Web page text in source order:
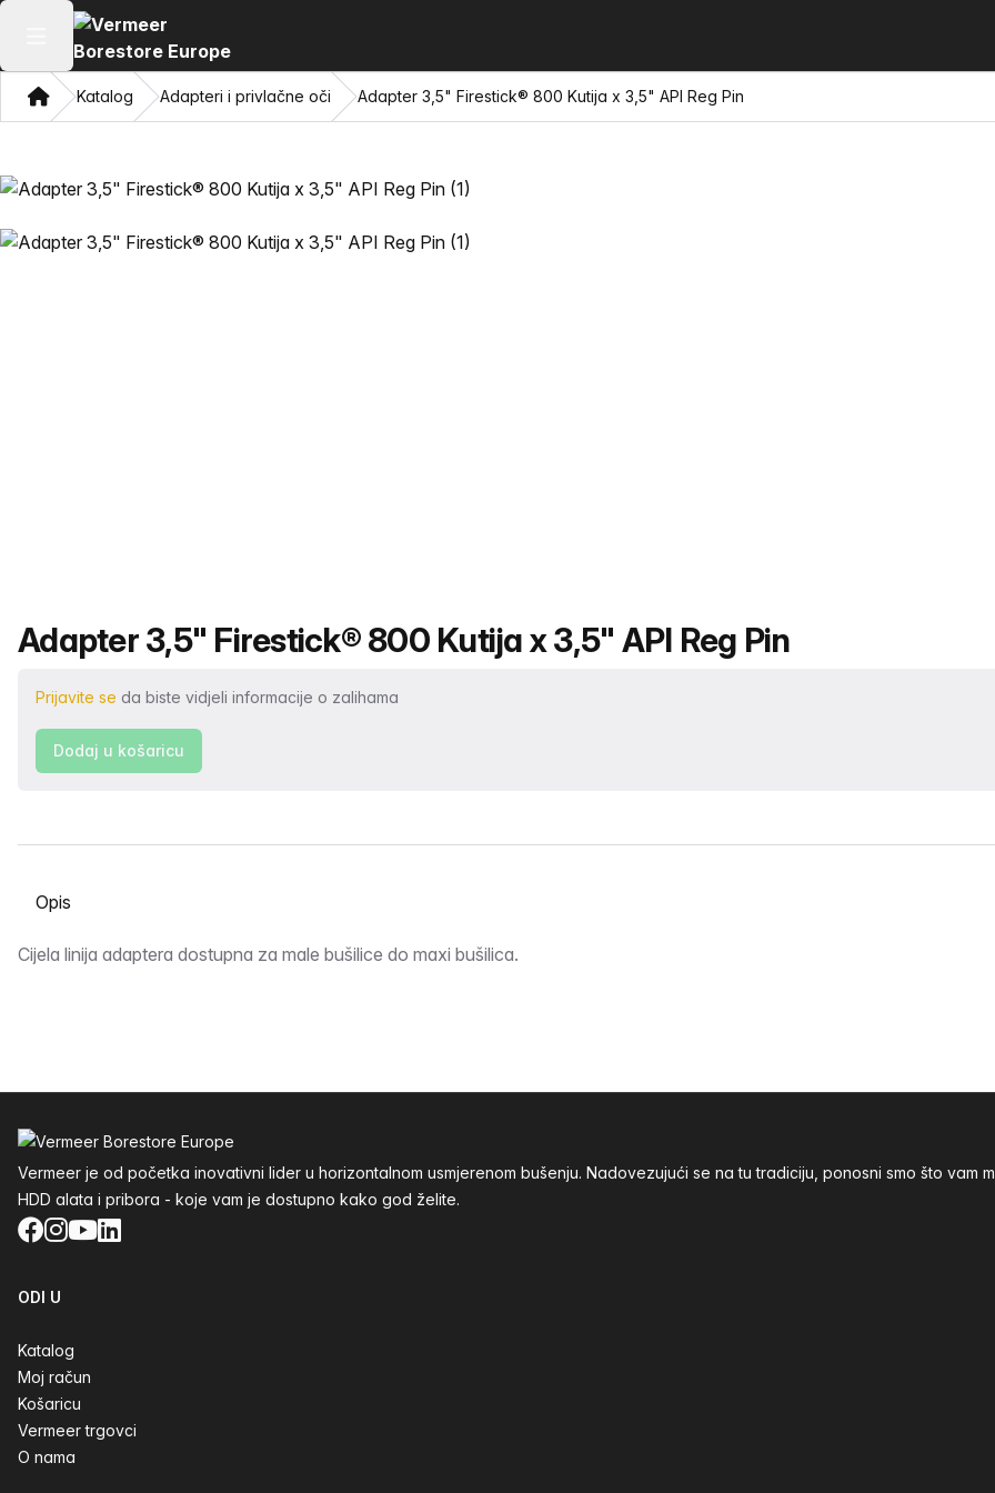
Otvaranje glavnog izbornika
DomKatalog Adapteri i privlačne oči Adapter 3,5" Firestick® 800 Kutija x 3,5" API Reg Pin
Naziv proizvoda
Adapter 3,5" Firestick® 800 Kutija x 3,5" API Reg Pin
Prijavite se da biste vidjeli informacije o zalihama
Dodaj u košaricu
Odabir kartice
Opis
Cijela linija adaptera dostupna za male bušilice do maxi bušilica.
Vermeer je od početka inovativni lider u horizontalnom usmjerenom bušenju. Nadovezujući se na tu tradiciju, ponosni smo što vam
HDD alata i pribora - koje vam je dostupno kako god želite.
Facebook
Instagram
YouTube
LinkedIn
ODI U
Katalog
Moj račun
Košaricu
Vermeer trgovci
O nama